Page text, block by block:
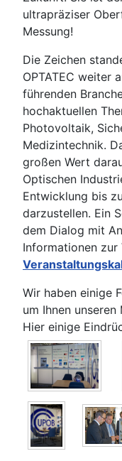
ultrapräziser
Messung!
Die Zeichen
OPTATEC weiter
führenden
hochaktuellen
Photovoltaik,
Medizintechnik.
großen Wert
Optischen
Entwicklung bis
darzustellen. Ein
dem Dialog mit
Informationen zur
Wir haben einige
um Ihnen
Hier einige